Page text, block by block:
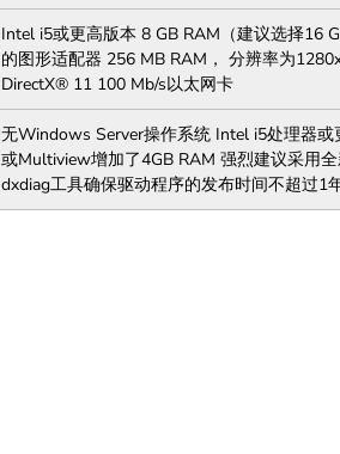
Intel i5或更高版本 8 GB RAM（建议选择16
的图形适配器 256 MB RAM， 分辨率为
DirectX® 11 100 Mb/s以太网卡
无Windows Server操作系统 Intel i5处理器
或Multiview增加了4GB RAM 强烈建议采用
dxdiag工具确保驱动程序的发布时间不超过1